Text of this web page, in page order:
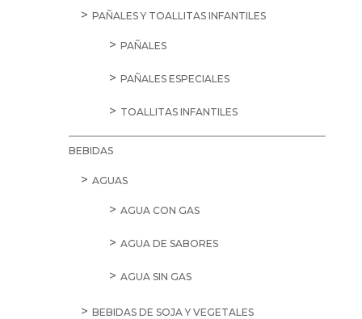
PAÑALES Y TOALLITAS INFANTILES
PAÑALES
PAÑALES ESPECIALES
TOALLITAS INFANTILES
BEBIDAS
AGUAS
AGUA CON GAS
AGUA DE SABORES
AGUA SIN GAS
BEBIDAS DE SOJA Y VEGETALES